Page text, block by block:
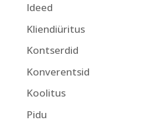
Ideed
Kliendiüritus
Kontserdid
Konverentsid
Koolitus
Pidu